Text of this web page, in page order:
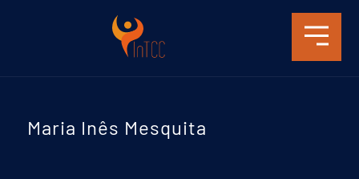
Maria Inês Mesquita